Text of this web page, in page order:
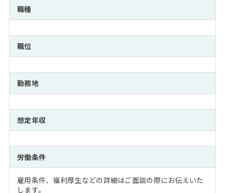
職種
職位
勤務地
想定年収
労働条件
雇用条件、福利厚生などの詳細はご面談の際にお伝えいた
します。